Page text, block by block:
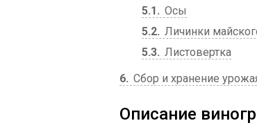
5.1
Осы
5.2 Личинки
5.3 Листовертка
6 Сбор и хранение
Описание